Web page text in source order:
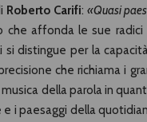
Roberto Carifi: «Quasi
affonda le sue
si distingue per la
che richiama i
della parola in
i paesaggi della